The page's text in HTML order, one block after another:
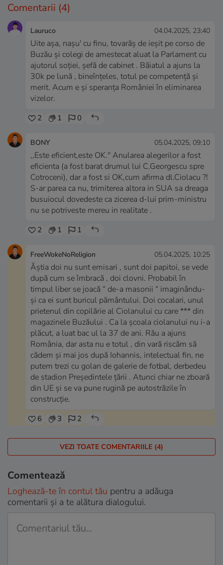
Comentarii (4)
Lauruco 04.04.2025, 23:40
Uite așa, nașu' cu finu, tovarăș de ieșit pe corso de
Buzău și colegi de amestecat aluat la Parlament cu
ajutorul soției, șefă de cabinet . Băiatul a ajuns la
30k pe lună , bineînțeles, totul pe competență și
merit. Acum e și speranța României în eliminarea
vizelor.
2 1 0
BONY 05.04.2025, 09:10
,,Este eficient,este OK.'' Anularea alegerilor a fost
eficienta (a fost barat drumul lui C.Georgescu spre
Cotroceni), dar a fost si OK,cum afirma dl.Ciolacu ?!
S-ar parea ca nu, trimiterea altora in SUA sa dreaga
busuiocul dovedeste ca zicerea d-lui prim-ministru
nu se potriveste mereu in realitate .
2 1 1
FreeWokeNoReligion 05.04.2025, 10:25
Ăștia doi nu sunt emisari , sunt doi papitoi, se vede
după cum se îmbracă , doi clovni. Probabil în
timpul liber se joacă “ de-a masonii “ imaginându-
și ca ei sunt buricul pământului. Doi cocalari, unul
prietenul din copilărie al Ciolanului cu care *** din
magazinele Buzăului . Ca la școala ciolanului nu i-a
plăcut, a luat bac ul la 37 de ani. Rău a ajuns
România, dar asta nu e totul , din vară riscăm să
cădem și mai jos după Iohannis, intelectual fin, ne
putem trezi cu golan de galerie de fotbal, derbedeu
de stadion Președintele țării . Atunci chiar ne zboară
din UE și se va pune rugină pe autostrăzile în
construcție.
6 3 2
VEZI TOATE COMENTARIILE (4)
Comentează
Loghează-te în contul tău pentru a adăuga
comentarii și a te alătura dialogului.